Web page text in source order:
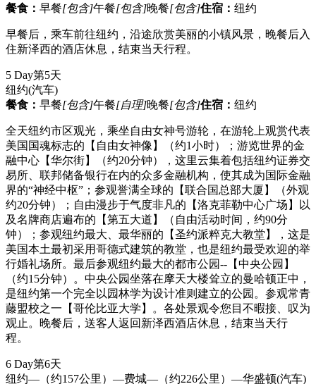
餐食： 早餐[包含]午餐[包含]晚餐[包含]住宿： 纽约
早餐后，乘车前往纽约，沿途欣赏美丽的小镇风景，晚餐后入
住新泽西的酒店休息，结束当天行程。
5 Day第5天
纽约(汽车)
餐食： 早餐[包含]午餐[自理]晚餐[包含]住宿： 纽约
全天纽约市区观光，乘坐自由女神号游轮，在游轮上观赏代表
美国国魂标志的【自由女神像】（约1小时）；游览世界的金
融中心【华尔街】（约20分钟），这里云集着包括纽约证券交
易所、联邦储备银行在内的众多金融机构，使其成为国际金融
界的“神经中枢”；参观誉满全球的【联合国总部大厦】（外观
约20分钟）；自由漫步于气度非凡的【洛克菲勒中心广场】以
及名牌商店遍布的【第五大道】（自由活动时间，约90分
钟）；参观纽约最大、最华丽的【圣约派粹克大教堂】，这是
美国本土最初采用哥德式建筑的教堂，也是纽约最受欢迎的举
行婚礼场所。最后参观纽约最大的都市公园--【中央公园】
（约15分钟）。中央公园坐落在摩天大楼耸立的曼哈顿正中，
是纽约第一个完全以园林学为设计准则建立的公园。参观常青
藤盟校之一【哥伦比亚大学】。各处景观令您目不暇接、叹为
观止。晚餐后，送客人返回新泽西酒店休息，结束当天行
程。
6 Day第6天
纽约—（约157公里）—费城—（约226公里）—华盛顿(汽车)